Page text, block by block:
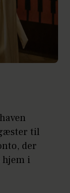
til
der
hjem i